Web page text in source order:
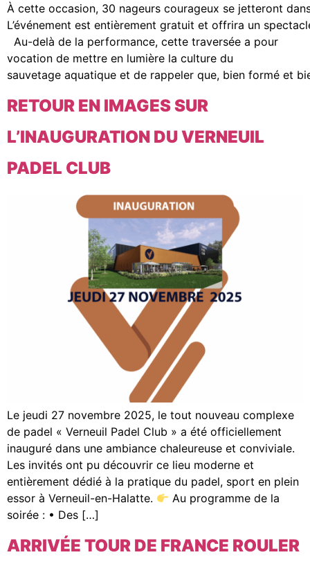
À cette occasion, 30 nageurs courageux se jetteront
L’événement est entièrement gratuit et offrira un
Au-delà de la performance, cette traversée a pour
vocation de mettre en lumière la culture du
sauvetage aquatique et de rappeler que, bien formé et
RETOUR EN IMAGES SUR
L’INAUGURATION DU VERNEUIL
PADEL CLUB
Le jeudi 27 novembre 2025, le tout nouveau complexe
de padel « Verneuil Padel Club » a été officiellement
inauguré dans une ambiance chaleureuse et conviviale.
Les invités ont pu découvrir ce lieu moderne et
entièrement dédié à la pratique du padel, sport en plein
essor à Verneuil-en-Halatte.
Au programme de la
soirée : • Des […]
ARRIVÉE TOUR DE FRANCE ROULER